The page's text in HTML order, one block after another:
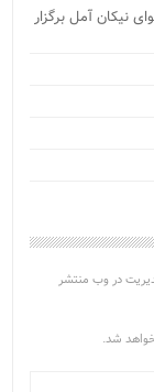
نیکان آمل برگزار
در وب منتشر
شد.